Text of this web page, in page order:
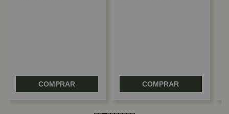
COMPRAR COMPRAR